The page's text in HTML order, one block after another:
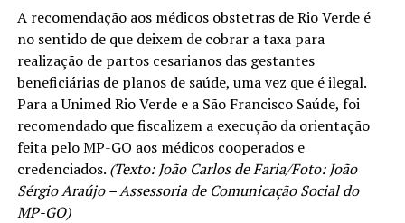
A recomendação aos médicos obstetras de Rio Verde é
no sentido de que deixem de cobrar a taxa para
realização de partos cesarianos das gestantes
beneficiárias de planos de saúde, uma vez que é ilegal.
Para a Unimed Rio Verde e a São Francisco Saúde, foi
recomendado que fiscalizem a execução da orientação
feita pelo MP-GO aos médicos cooperados e
credenciados. (Texto: João Carlos de Faria/Foto: João
Sérgio Araújo – Assessoria de Comunicação Social do
MP-GO)